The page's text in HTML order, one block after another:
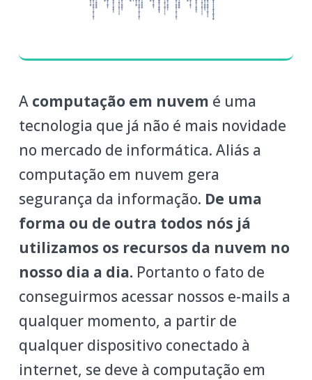
A computação em nuvem é uma
tecnologia que já não é mais novidade
no mercado de informática. Aliás a
computação em nuvem gera
segurança da informação. De uma
forma ou de outra todos nós já
utilizamos os recursos da nuvem no
nosso dia a dia.Portanto o fato de
conseguirmos acessar nossos e-mails a
qualquer momento, a partir de
qualquer dispositivo conectado à
internet, se deve à computação em